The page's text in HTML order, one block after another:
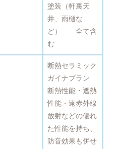
塗装（軒裏天
井、雨樋な
ど） 全て含
む
断熱セラミック
ガイナプラン
断熱性能・遮熱
性能・遠赤外線
放射などの優れ
た性能を持ち、
防音効果も併せ